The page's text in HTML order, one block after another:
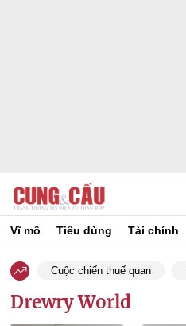
Vĩ mô Tiêu dùng Tài chính
Cuộc chiến thuế quan
Drewry World